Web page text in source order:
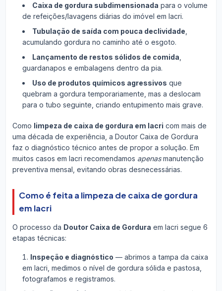
Caixa de gordura subdimensionada para o volume
de refeições/lavagens diárias do imóvel em Iacri.
Tubulação de saída com pouca declividade
acumulando gordura no caminho até o esgoto.
Lançamento de restos sólidos de comida
guardanapos e embalagens dentro da pia.
Uso de produtos químicos agressivos que
quebram a gordura temporariamente, mas a deslocam
para o tubo seguinte, criando entupimento mais grave.
Como limpeza de caixa de gordura em Iacri com mais de
uma década de experiência, a Doutor Caixa de Gordura
faz o diagnóstico técnico antes de propor a solução. Em
muitos casos em Iacri recomendamos apenasmanutenção
preventiva mensal, evitando obras desnecessárias.
Como é feita a limpeza de caixa de gordura
em Iacri
O processo da Doutor Caixa de Gordura em Iacri segue 6
etapas técnicas:
Inspeção e diagnóstico — abrimos a tampa da caixa
em Iacri, medimos o nível de gordura sólida e pastosa,
fotografamos e registramos.